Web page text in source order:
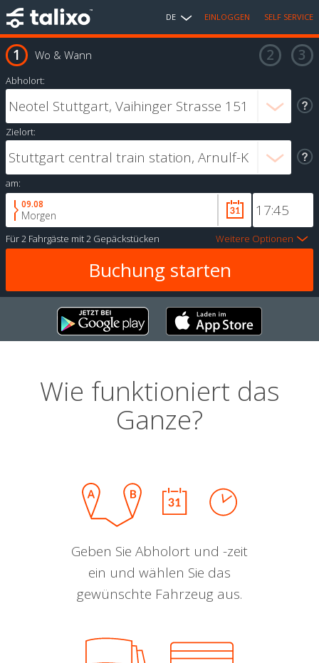
DE EINLOGGEN SELF SERVICE
Wo & Wann
Abholort:
Zielort:
am:
09.08
Morgen
Für2 Fahrgäste mit2 Gepäckstücken Weitere Optionen
Wie funktioniert das
Ganze?
Geben Sie Abholort und -zeit
ein und wählen Sie das
gewünschte Fahrzeug aus.